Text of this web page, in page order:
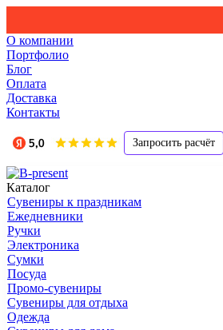
О компании
Портфолио
Блог
Оплата
Доставка
Контакты
Запросить расчёт
Каталог
Сувениры к праздникам
Ежедневники
Ручки
Электроника
Сумки
Посуда
Промо-сувениры
Сувениры для отдыха
Одежда